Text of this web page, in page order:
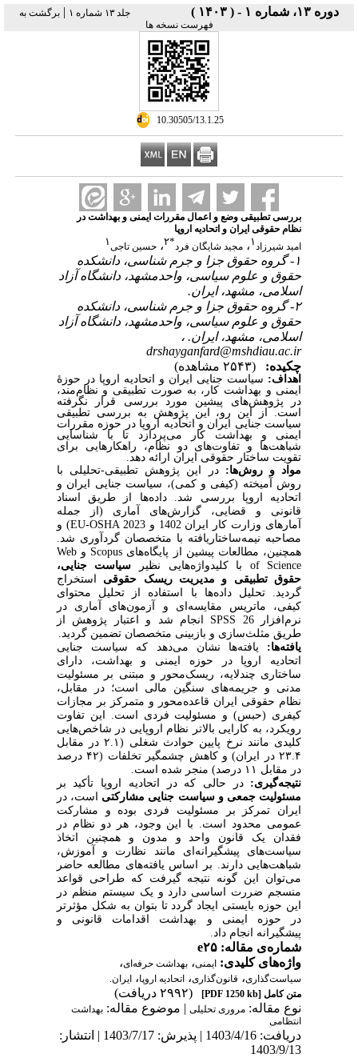
دوره ۱۳، شماره ۱ - ( ۱۴۰۳ ) جلد ۱۳ شماره ۱ | برگشت به
فهرست نسخه ها
‎ 10.30505/13.1.25
بررسی تطبیقی وضع و اعمال مقررات ایمنی و بهداشت در
نظام حقوقی ایران و اتحادیه اروپا
امید شیرزاد۱ ، مجید شایگان فرد*۲، حسین تاجی۱
۱- گروه حقوق جزا و جرم شناسی، دانشکده
حقوق و علوم سیاسی، واحدمشهد، دانشگاه آزاد
اسلامی، مشهد، ایران.
۲- گروه حقوق جزا و جرم شناسی، دانشکده
حقوق و علوم سیاسی، واحدمشهد، دانشگاه آزاد
اسلامی، مشهد، ایران. ،
drshayganfard@mshdiau.ac.ir
چکیده:
(۲۵۴۳ مشاهده)
اهداف: سیاست جنایی ایران و اتحادیه اروپا در حوزۀ
ایمنی و بهداشت کار، به صورت تطبیقی و نظام‌مند،
در پژوهش‌های پیشین مورد بررسی قرار نگرفته
است. از این رو، این پژوهش به بررسی تطبیقی
سیاست جنایی ایران و اتحادیه اروپا در حوزه مقررات
ایمنی و بهداشت کار می‌پردازد تا با شناسایی
شباهت‌ها و تفاوت‌های دو نظام، راهکارهایی برای
تقویت ساختار حقوقی ایران ارائه دهد.
مواد و روش‌ها:در این پژوهش تطبیقی-تحلیلی با
روش آمیخته (کیفی و کمی)، سیاست جنایی ایران و
اتحادیه اروپا بررسی شد. داده‌ها از طریق اسناد
قانونی و قضایی، گزارش‌های آماری (از جمله
آمارهای وزارت کار ایران 1402 و
EU-OSHA 2023) و
مصاحبه نیمه‌ساختاریافته با متخصصان گردآوری شد.
همچنین، مطالعات پیشین از پایگاه‌های Scopus وWeb
of Science با کلیدواژه‌هایی نظیر سیاست جنایی،
حقوق تطبیقی و مدیریت ریسک حقوقی استخراج
گردید. تحلیل داده‌ها با استفاده از تحلیل محتوای
کیفی، ماتریس مقایسه‌ای و آزمون‌های آماری در
نرم‌افزارSPSS 26
انجام شد و اعتبار پژوهش از
طریق مثلث‌سازی و بازبینی متخصصان تضمین گردید.
یافته‌ها: یافته‌ها نشان می‌دهد که سیاست جنایی
اتحادیه اروپا در حوزه ایمنی و بهداشت، دارای
ساختاری چندلایه، ریسک‌محور و مبتنی بر مسئولیت
مدنی و جریمه‌های سنگین مالی است؛ در مقابل،
نظام حقوقی ایران قاعده‌محور و متمرکز بر مجازات
کیفری (حبس) و مسئولیت فردی است. این تفاوت
رویکرد، به کارایی بالاتر نظام اروپایی در شاخص‌هایی
کلیدی مانند نرخ پایین حوادث شغلی (۲.۱ در مقابل
۲۳.۴ در ایران) و کاهش چشمگیر تخلفات (۴۲ درصد
در مقابل ۱۱ درصد) منجر شده است.
نتیجه‌گیری: در حالی که در اتحادیه اروپا تأکید بر
مسئولیت جمعی و سیاست جنایی مشارکتی است، در
ایران تمرکز بر مسئولیت فردی بوده و مشارکت
عمومی محدود است. با این وجود، هر دو نظام در
فقدان یک قانون واحد و مدون و همچنین اتخاذ
سیاست‌های پیشگیرانه‌ای مانند نظارت و آموزش،
شباهت‌هایی دارند. بر اساس یافته‌های مطالعه حاضر
می‌توان این گونه نتیجه گیرفت که طراحی قواعد
منسجم ضررت اساسی دارد و یک سیستم منظم در
این حوزه بایستی ایجاد گردد تا بتوان به شکل مؤثرتر
در حوزه ایمنی و بهداشت اقدامات قانونی و
پیشگیرانه انجام داد.
شماره‌ی مقاله: e۲۵
واژه‌های کلیدی: ایمنی، بهداشت حرفه‌ای،
سیاست‌گذاری، قانون‌گذاری، اتحادیه اروپا، ایران.
متن کامل[PDF 1250 kb]
(۲۹۹۲ دریافت)
نوع مقاله: مروری تحليلی| موضوع مقاله: بهداشت
انتظامی
دریافت: 1403/4/16 | پذیرش: 1403/7/17 | انتشار:
1403/9/13